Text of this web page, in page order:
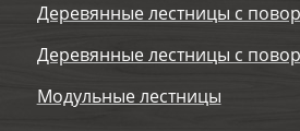
Деревянные лестницы с
Деревянные лестницы с
Модульные лестницы